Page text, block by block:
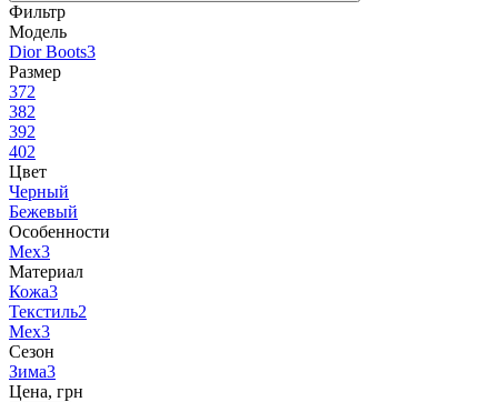
Фильтр
Модель
Dior Boots3
Размер
372
382
392
402
Цвет
Черный
Бежевый
Особенности
Мех3
Материал
Кожа3
Текстиль2
Мех3
Сезон
Зима3
Цена, грн